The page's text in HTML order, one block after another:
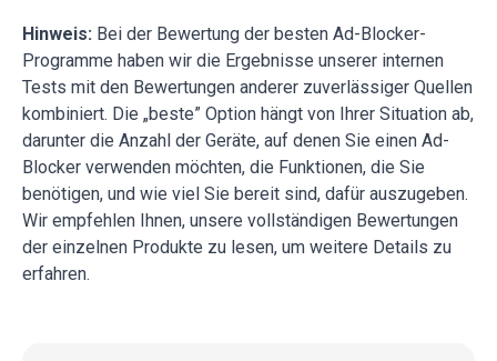
Hinweis: Bei der Bewertung der besten Ad-Blocker-
Programme haben wir die Ergebnisse unserer internen
Tests mit den Bewertungen anderer zuverlässiger Quellen
kombiniert. Die „beste” Option hängt von Ihrer Situation ab,
darunter die Anzahl der Geräte, auf denen Sie einen Ad-
Blocker verwenden möchten, die Funktionen, die Sie
benötigen, und wie viel Sie bereit sind, dafür auszugeben.
Wir empfehlen Ihnen, unsere vollständigen Bewertungen
der einzelnen Produkte zu lesen, um weitere Details zu
erfahren.